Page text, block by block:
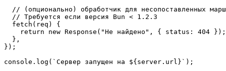
// (опционально) обработчик для несопоставленных
  // Требуется если версия Bun < 1.2.3
  fetch
( req ) {
    return
new Response ( "Не найдено" , { status: 404 });
  },
});
console. log ( `Сервер запущен на ${server . url }` );